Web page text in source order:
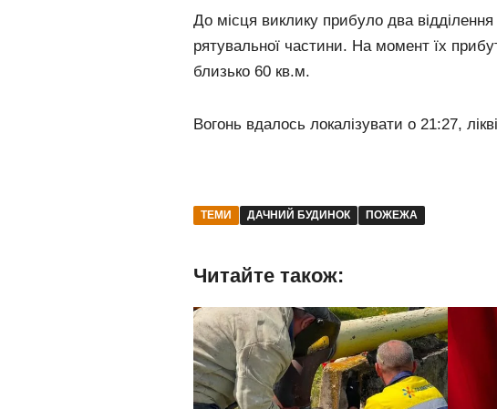
До місця виклику прибуло два
рятувальної частини. На момент їх
близько 60 кв.м.
Вогонь вдалось локалізувати о 21:27,
ТЕМИ ДАЧНИЙ БУДИНОК ПОЖЕЖА
Читайте також: